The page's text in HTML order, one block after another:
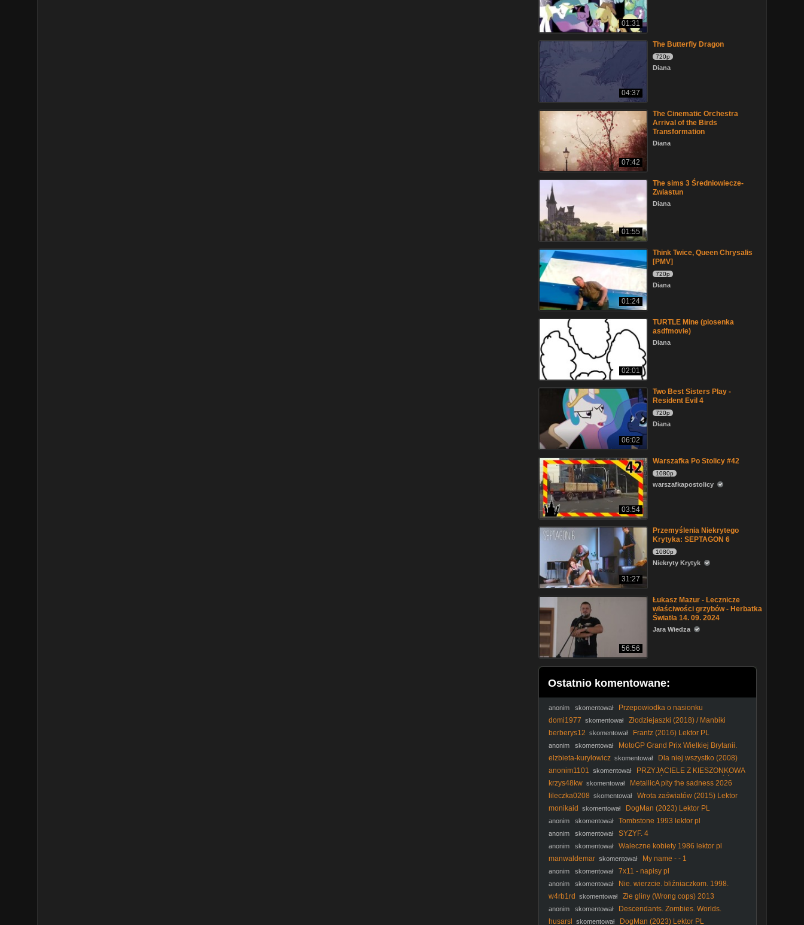
01:31
04:37
The Butterfly Dragon
720p
Diana
07:42
The Cinematic Orchestra
Arrival of the Birds
Transformation
Diana
01:55
The sims 3 Średniowiecze-
Zwiastun
Diana
01:24
Think Twice, Queen Chrysalis
[PMV]
720p
Diana
02:01
TURTLE Mine (piosenka
asdfmovie)
Diana
06:02
Two Best Sisters Play -
Resident Evil 4
720p
Diana
03:54
Warszafka Po Stolicy #42
1080p
warszafkapostolicy
31:27
Przemyślenia Niekrytego
Krytyka: SEPTAGON 6
1080p
Niekryty Krytyk
56:56
Łukasz Mazur - Lecznicze
właściwości grzybów - Herbatka
Światła 14. 09. 2024
Jara Wiedza
Ostatnio komentowane:
anonim skomentował
Przepowiodka o nasionku
domi1977 skomentował
Złodziejaszki (2018) / Manbiki
Kazoku
berberys12 skomentował Frantz (2016) Lektor PL
anonim skomentował
MotoGP Grand Prix Wielkiej Brytanii.
SPRINT Polski komentarz 2026-08-08 16-45-26
elzbieta-kurylowicz skomentował
Dla niej wszystko (2008)
Lektor PL
anonim1101 skomentował
PRZYJACIELE Z KIESZONKOWA
| SEZON 2 | ODCINEK 26 | POWRÓT DO DOMU CZĘŚĆ 2 |
SERIAL ANIMOWANY
krzys48kw skomentował
MetallicA pity the sadness 2026
Radom Pionki Chorzów Warsaw Mars Venus fake yeah
lileczka0208 skomentował
Wrota zaświatów (2015) Lektor
PL
monikaid skomentował DogMan (2023) Lektor PL
anonim skomentował Tombstone 1993 lektor pl
anonim skomentował SYZYF. 4
anonim skomentował
Waleczne kobiety 1986 lektor pl
manwaldemar skomentował My name - - 1
anonim skomentował 7x11 - napisy pl
anonim skomentował
Nie. wierzcie. bliźniaczkom. 1998.
Lektor.pl
w4rb1rd skomentował Złe gliny (Wrong cops) 2013
anonim skomentował
Descendants. Zombies. Worlds.
Collide. Concert. Special. 2026.plSUB. 1080p. WEB-DL.
husarsl skomentował DogMan (2023) Lektor PL